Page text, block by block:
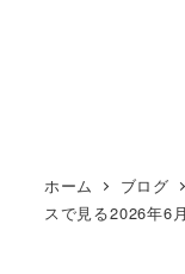
ホーム ブログ
スで見る2026年6